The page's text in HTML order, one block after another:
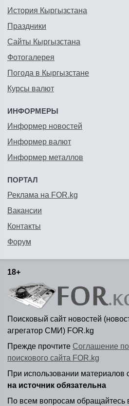
История Кыргызстана
Праздники
Сайты Кыргызстана
Фотогалерея
Погода в Кыргызстане
Курсы валют
ИНФОРМЕРЫ
Информер новостей
Информер валют
Информер металлов
ПОРТАЛ
Реклама на FOR.kg
Вакансии
Контакты
Форум
18+
Поисковый сайт новостей
агрегатор СМИ) FOR.kg
Прежде прочтите Соглашение
поискового сайта FOR.kg
При использовании материалов
на источник обязательна
По всем вопросам обращайтесь